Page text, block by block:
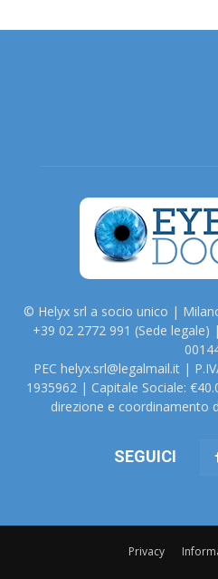
© Helyx srl a socio unico |
+39 02 2772 991 (Sede
PEC helyx.srl@legalmail.it |
1935962 | Capitale Sociale:
direzione e coordinamento
SEGUICI
Privacy